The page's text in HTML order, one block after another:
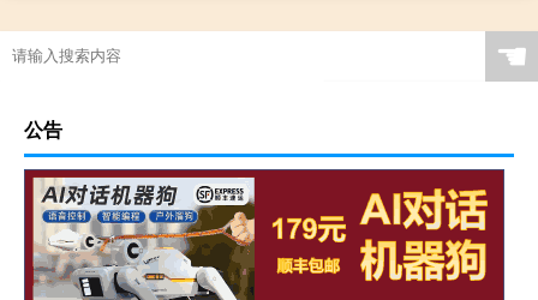
☚
公告